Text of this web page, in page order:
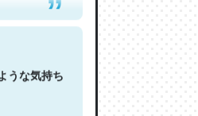
な気持ち